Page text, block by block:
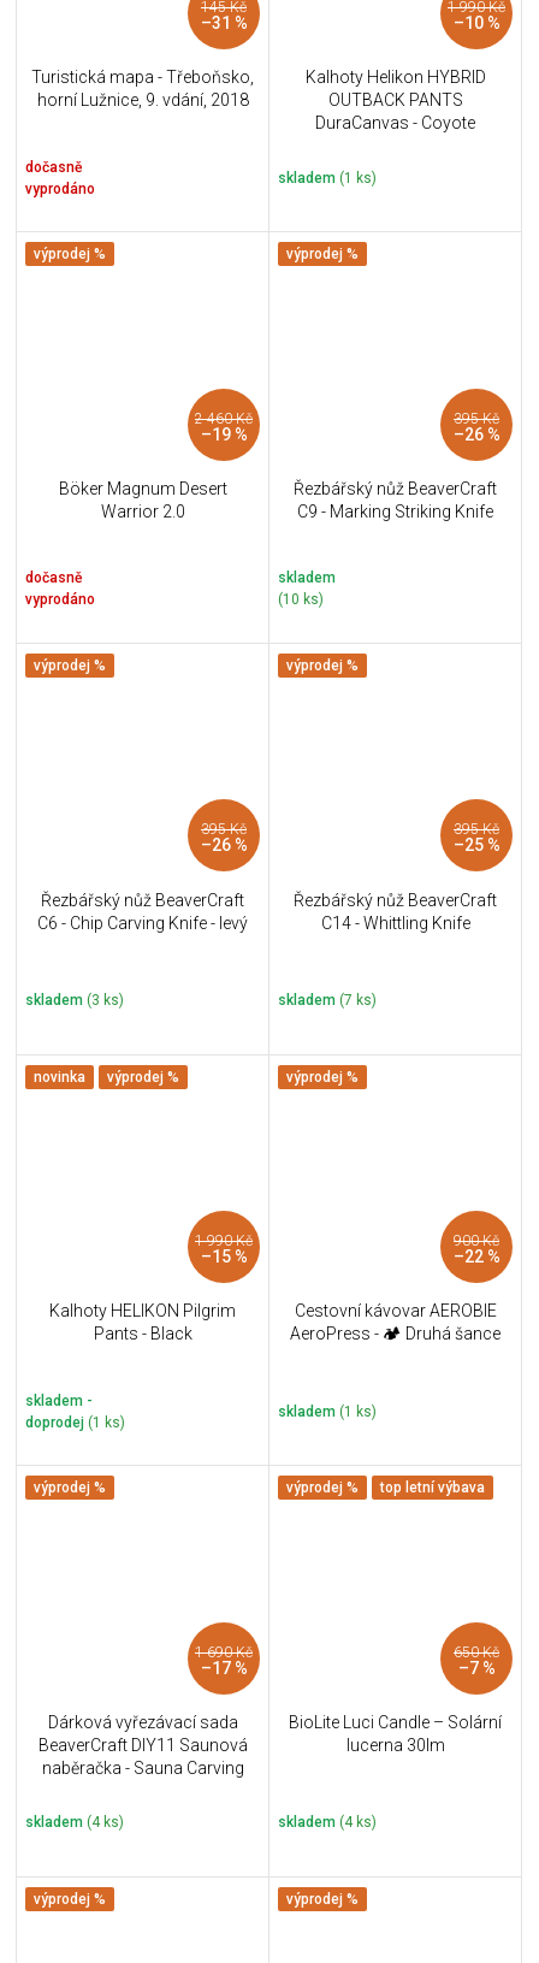
145 Kč
–31 %
Turistická mapa - Třeboňsko,
horní Lužnice, 9. vdání, 2018
dočasně
vyprodáno
1 990 Kč
–10 %
Kalhoty Helikon HYBRID
OUTBACK PANTS
DuraCanvas - Coyote
skladem (1 ks)
výprodej %
2 460 Kč
–19 %
Böker Magnum Desert
Warrior 2.0
dočasně
vyprodáno
výprodej %
395 Kč
–26 %
Řezbářský nůž BeaverCraft
C9 - Marking Striking Knife
skladem
(10 ks)
výprodej %
395 Kč
–26 %
Řezbářský nůž BeaverCraft
C6 - Chip Carving Knife - levý
skladem (3 ks)
výprodej %
395 Kč
–25 %
Řezbářský nůž BeaverCraft
C14 - Whittling Knife
skladem (7 ks)
novinka výprodej %
1 990 Kč
–15 %
Kalhoty HELIKON Pilgrim
Pants - Black
skladem -
doprodej (1 ks)
výprodej %
900 Kč
–22 %
Cestovní kávovar AEROBIE
AeroPress - 🏕️ Druhá šance
skladem (1 ks)
výprodej %
1 690 Kč
–17 %
Dárková vyřezávací sada
BeaverCraft DIY11 Saunová
naběračka - Sauna Carving
skladem (4 ks)
výprodej % top letní výbava
650 Kč
–7 %
BioLite Luci Candle – Solární
lucerna 30lm
skladem (4 ks)
výprodej % výprodej %